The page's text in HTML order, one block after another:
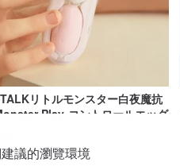
リトルモンスター白夜魔抗
Play-コントロールエッグ
51.72 US$ 57.46
議的瀏覽環境